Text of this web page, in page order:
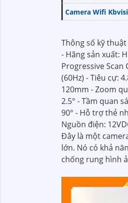
Camera Wifi
Thông số kỹ
- Hãng sản xuất:
Progressive Scan
(60Hz) - Tiêu cự:
120mm - Zoom
2.5° - Tầm quan
90° - Hỗ trợ thẻ
Nguồn điện:
Đây là một
lớn. Nó có khả
chống rung hình